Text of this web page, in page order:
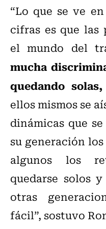
“Lo que se ve
cifras es que las
el mundo del
mucha
quedando solas,
ellos mismos se
dinámicas que
su generación
algunos los
quedarse solos
otras
fácil”, sostuvo